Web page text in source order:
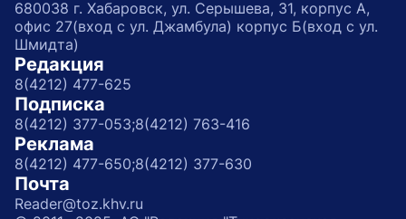
680038 г. Хабаровск, ул. Серышева, 31, корпус А,
офис 27(вход с ул. Джамбула) корпус Б(вход с ул.
Шмидта)
Редакция
8(4212) 477-625
Подписка
8(4212) 377-053;8(4212) 763-416
Реклама
8(4212) 477-650;8(4212) 377-630
Почта
Reader@toz.khv.ru